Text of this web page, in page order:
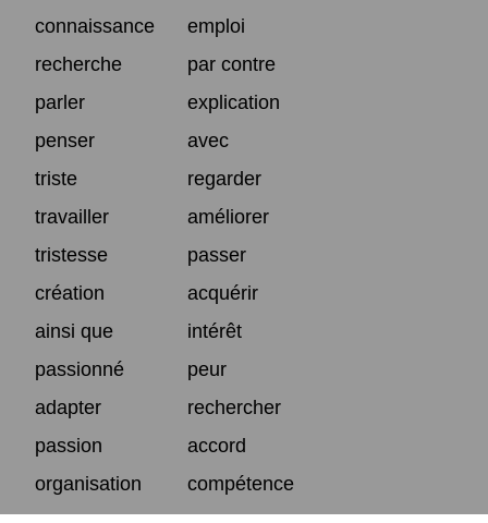
connaissance
emploi
recherche
par contre
parler
explication
penser
avec
triste
regarder
travailler
améliorer
tristesse
passer
création
acquérir
ainsi que
intérêt
passionné
peur
adapter
rechercher
passion
accord
organisation
compétence